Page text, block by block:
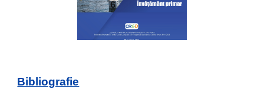
Bibliografie